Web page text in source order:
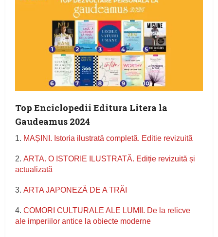
Top Enciclopedii Editura Litera la
Gaudeamus 2024
1. MAȘINI. Istoria ilustrată completă. Editie revizuită
2.ARTA. O ISTORIE ILUSTRATĂ. Ediție revizuită și
actualizată
3.ARTA JAPONEZĂ DE A TRĂI
4.COMORI CULTURALE ALE LUMII. De la relicve
ale imperiilor antice la obiecte moderne